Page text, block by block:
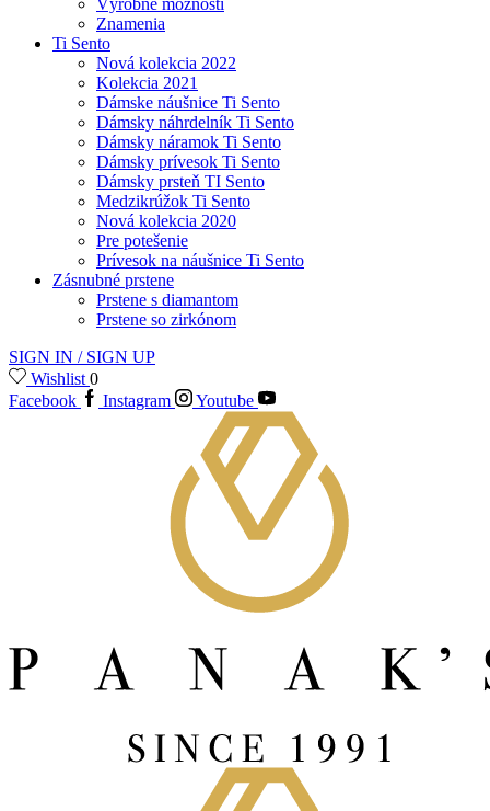
Výrobné možnosti
Znamenia
Ti Sento
Nová kolekcia 2022
Kolekcia 2021
Dámske náušnice Ti Sento
Dámsky náhrdelník Ti Sento
Dámsky náramok Ti Sento
Dámsky prívesok Ti Sento
Dámsky prsteň TI Sento
Medzikrúžok Ti Sento
Nová kolekcia 2020
Pre potešenie
Prívesok na náušnice Ti Sento
Zásnubné prstene
Prstene s diamantom
Prstene so zirkónom
SIGN IN / SIGN UP
Wishlist 0
Facebook
Instagram Youtube